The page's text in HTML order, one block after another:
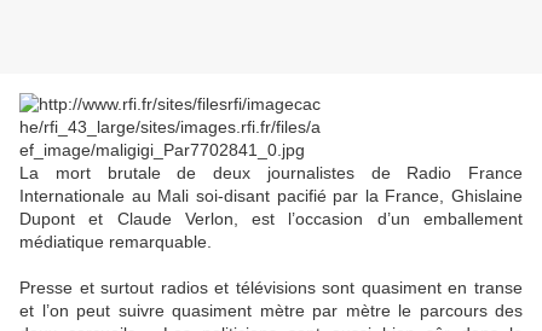
La mort brutale de deux journalistes de Radio France
Internationale au Mali soi-disant pacifié par la France, Ghislaine
Dupont et Claude Verlon, est l’occasion d’un emballement
médiatique remarquable.
Presse et surtout radios et télévisions sont quasiment en transe
et l’on peut suivre quasiment mètre par mètre le parcours des